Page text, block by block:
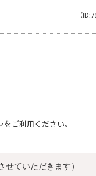
（
ご利用ください。